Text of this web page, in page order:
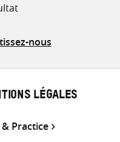
nous
LÉGALES
Practice